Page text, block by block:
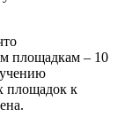
площадкам – 10
площадок к